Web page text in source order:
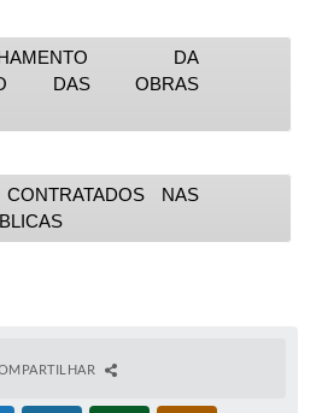
DA
DAS OBRAS
NAS